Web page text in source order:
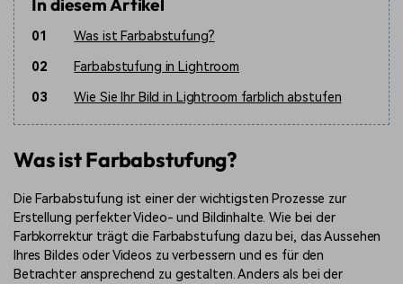
In diesem Artikel
01
Was ist Farbabstufung?
02
Farbabstufung in Lightroom
03
Wie Sie Ihr Bild in Lightroom farblich abstufen
Was ist Farbabstufung?
Die Farbabstufung ist einer der wichtigsten Prozesse zur
Erstellung perfekter Video- und Bildinhalte. Wie bei der
Farbkorrektur trägt die Farbabstufung dazu bei, das Aussehen
Ihres Bildes oder Videos zu verbessern und es für den
Betrachter ansprechend zu gestalten. Anders als bei der